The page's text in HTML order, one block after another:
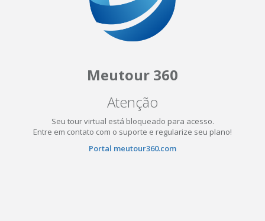
Meutour 360
Atenção
Seu tour virtual está bloqueado para acesso.
Entre em contato com o suporte e regularize seu plano!
Portal meutour360.com